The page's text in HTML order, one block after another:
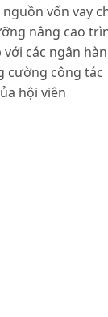
vốn vay
nâng cao
các ngân
cường công tác
hội viên